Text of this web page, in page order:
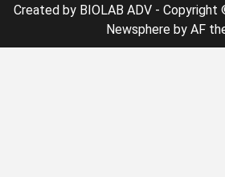
Created by BIOLAB ADV -
Newsphereby AF